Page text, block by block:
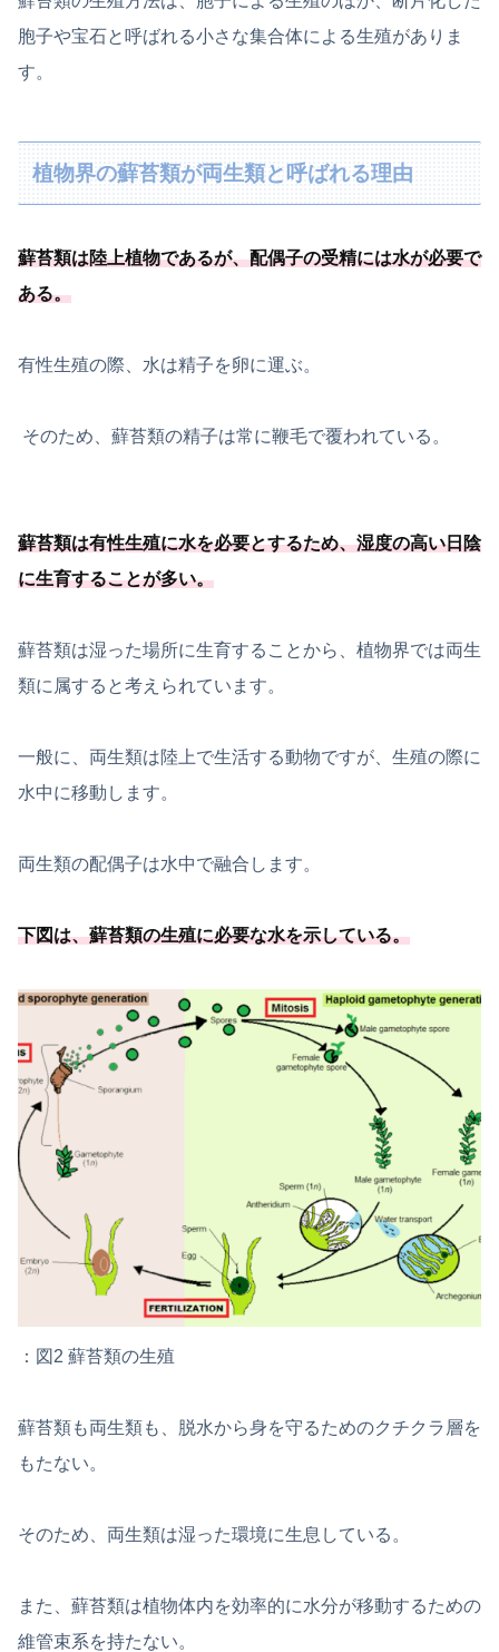
胞子や宝石と呼ばれる小さな集合体による生殖がありま
す。
植物界の蘚苔類が両生類と呼ばれる理由
蘚苔類は陸上植物であるが、配偶子の受精には水が必要で
ある。
有性生殖の際、水は精子を卵に運ぶ。
そのため、蘚苔類の精子は常に鞭毛で覆われている。
蘚苔類は有性生殖に水を必要とするため、湿度の高い日陰
に生育することが多い。
蘚苔類は湿った場所に生育することから、植物界では両生
類に属すると考えられています。
一般に、両生類は陸上で生活する動物ですが、生殖の際に
水中に移動します。
両生類の配偶子は水中で融合します。
下図は、蘚苔類の生殖に必要な水を示している。
：図2 蘚苔類の生殖
蘚苔類も両生類も、脱水から身を守るためのクチクラ層を
もたない。
そのため、両生類は湿った環境に生息している。
また、蘚苔類は植物体内を効率的に水分が移動するための
維管束系を持たない。